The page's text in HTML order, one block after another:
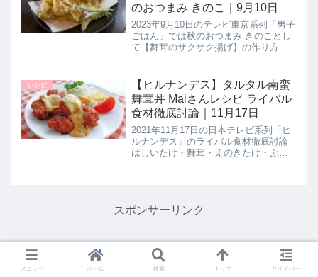
のおつまみ きのこ｜9月10日
2023年9月10日のテレビ東京系列「男子
ごはん」では秋のおつまみ きのことし
て【舞茸のサクサク揚げ】の作り方を
る舞茸を鶏唐揚げのような味付けにし
てお酒にピッタリのおつまみ...
レシピ
【ヒルナンデス】タルタル南蛮
舞茸丼 Maiさんレシピ ライバル
食材徹底討論｜11月17日
2021年11月17日の日本テレビ系列「ヒ
ルナンデス」のライバル食材徹底討論
はしいたけ・舞茸・えのきたけ・ぶな
スポンサーリンク
メニュー ホーム 検索 トップ サイドバー